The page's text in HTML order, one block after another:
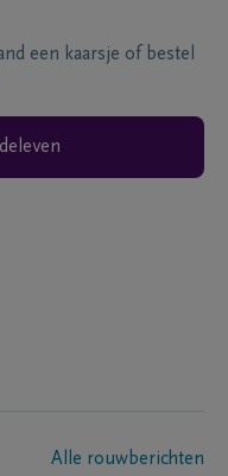
een kaarsje of bestel
Alle rouwberichten